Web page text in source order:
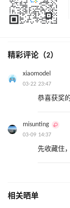
精彩评论（2）
xiaomodel
03-22 23:47
恭喜获奖
misunting
03-09 14:37
先收藏住
相关晒单